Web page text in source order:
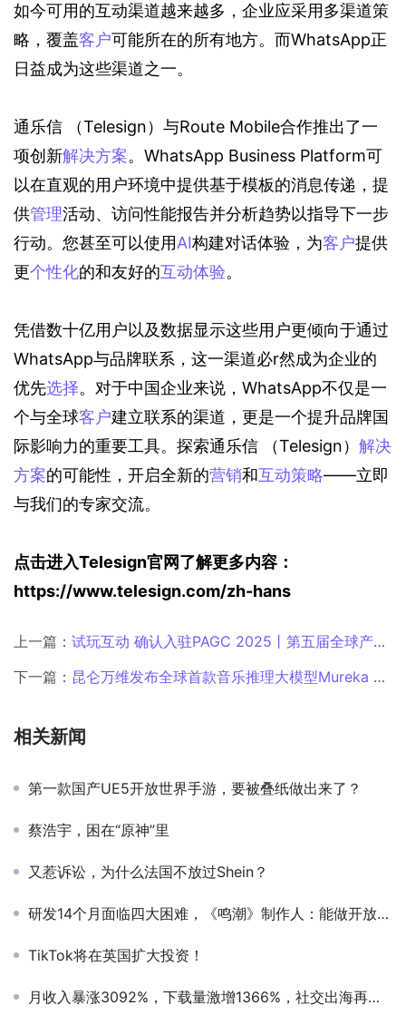
如今可用的互动渠道越来越多，企业应采用多渠道策
略，覆盖客户可能所在的所有地方。而WhatsApp正
日益成为这些渠道之一。
通乐信 （Telesign）与Route Mobile合作推出了一
项创新解决方案。WhatsApp Business Platform可
以在直观的用户环境中提供基于模板的消息传递，提
供管理活动、访问性能报告并分析趋势以指导下一步
行动。您甚至可以使用AI构建对话体验，为客户提供
更个性化的和友好的互动体验。
凭借数十亿用户以及数据显示这些用户更倾向于通过
WhatsApp与品牌联系，这一渠道必r然成为企业的
优先选择。对于中国企业来说，WhatsApp不仅是一
个与全球客户建立联系的渠道，更是一个提升品牌国
际影响力的重要工具。探索通乐信 （Telesign） 解决
方案的可能性，开启全新的营销和互动策略——立即
与我们的专家交流。
点击进入Telesign官网了解更多内容：
https://www.telesign.com/zh-hans
上一篇： 试玩互动 确认入驻PAGC 2025丨第五届全球产品与增长展会！
下一篇： 昆仑万维发布全球首款音乐推理大模型Mureka O1，中国AI音乐革命领跑全球
相关新闻
第一款国产UE5开放世界手游，要被叠纸做出来了？
蔡浩宇，困在“原神”里
又惹诉讼，为什么法国不放过Shein？
研发14个月面临四大困难，《鸣潮》制作人：能做开放世界的人才太少了
TikTok将在英国扩大投资！
月收入暴涨3092%，下载量激增1366%，社交出海再创文化社区新范式